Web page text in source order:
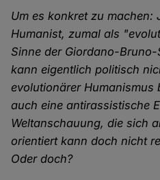
Um es konkret zu machen:
Humanist, zumal als
Sinne der Giordano-
kann eigentlich politisch
evolutionärer Humanismus
auch eine antirassistische
Weltanschauung, die sich
orientiert kann doch nicht
Oder doch?